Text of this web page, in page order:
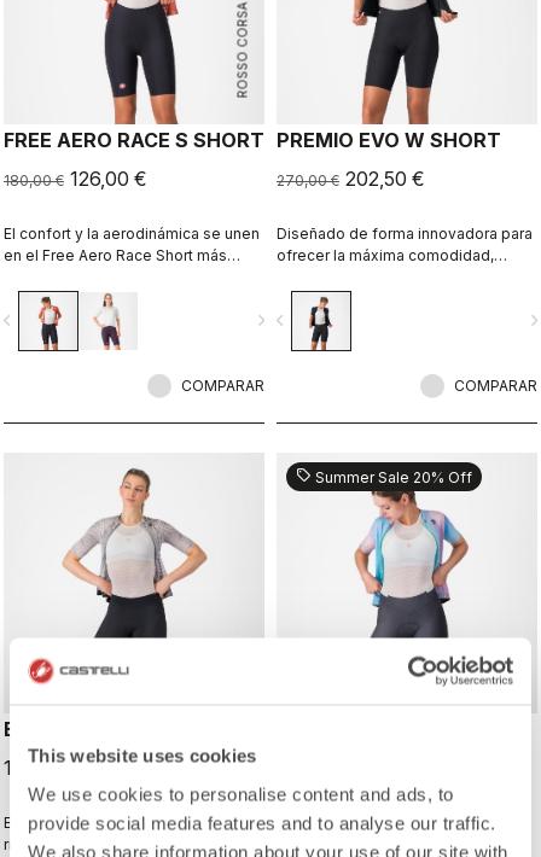
This website uses cookies
We use cookies to personalise content and ads, to
provide social media features and to analyse our traffic.
We also share information about your use of our site with
ROSSO CORSA
FREE AERO RACE S SHORT
180,00 € 126,00 €
El confort y la aerodinámica se unen
en el Free Aero Race Short más
navigate_next
COMPARAR
PREMIO EVO W SHORT
270,00 € 202,50 €
Diseñado de forma innovadora para
ofrecer la máxima comodidad,
largas distancias.
navigate_before
COMPARAR
ENDURANCE W SHORT
120,00 €
Endurance-level comfort for every
ride with Castelli's most comfortable
sell Summer Sale 20% Off
Cómodo para que solo tengas que
disfrutar del viaje.